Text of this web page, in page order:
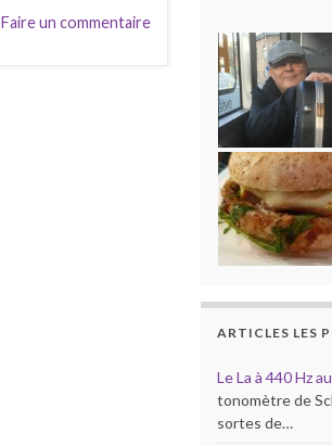
Faire un commentaire
ARTICLES LES
Le La à 440 Hz
tonomètre de
sortes de…